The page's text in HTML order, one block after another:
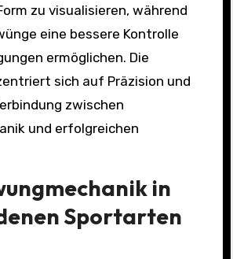
zu visualisieren, während
eine bessere Kontrolle
ermöglichen. Die
sich auf Präzision und
zwischen
und erfolgreichen
in
Sportarten